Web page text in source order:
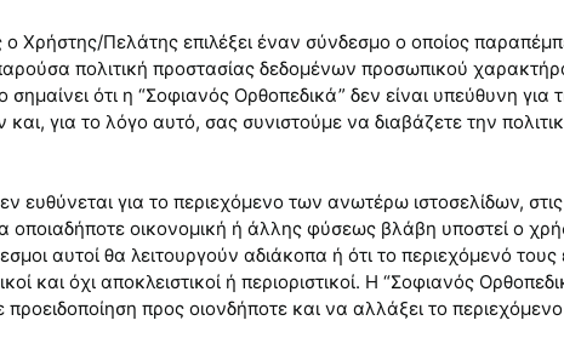
ο Χρήστης/Πελάτης επιλέξει έναν σύνδεσμο ο οποίος
πολιτική προστασίας δεδομένων προσωπικού
ότι η “Σοφιανός Ορθοπεδικά” δεν είναι υπεύθυνη για
για το λόγο αυτό, σας συνιστούμε να διαβάζετε την
ευθύνεται για το περιεχόμενο των ανωτέρω ιστοσελίδων,
οικονομική ή άλλης φύσεως βλάβη υποστεί ο
αυτοί θα λειτουργούν αδιάκοπα ή ότι το περιεχόμενό
και όχι αποκλειστικοί ή περιοριστικοί. Η “Σοφιανός
προς οιονδήποτε και να αλλάξει το